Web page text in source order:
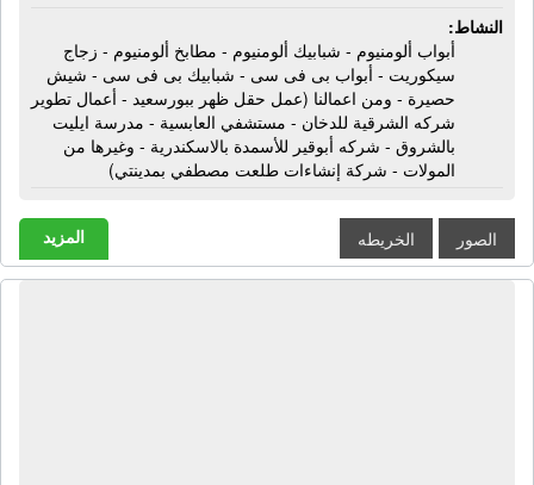
النشاط:
أبواب ألومنيوم - شبابيك ألومنيوم - مطابخ ألومنيوم - زجاج
سيكوريت - أبواب بى فى سى - شبابيك بى فى سى - شيش
حصيرة - ومن اعمالنا (عمل حقل ظهر ببورسعيد - أعمال تطوير
شركه الشرقية للدخان - مستشفي العابسية - مدرسة ايليت
بالشروق - شركه أبوقير للأسمدة بالاسكندرية - وغيرها من
المولات - شركة إنشاءات طلعت مصطفي بمدينتي)
المزيد الصور الخريطه